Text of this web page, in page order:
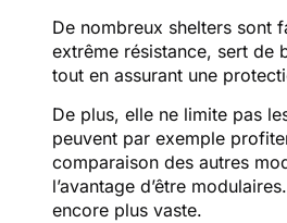
De nombreux shelters sont
extrême résistance, sert de
tout en assurant une
De plus, elle ne limite pas
peuvent par exemple
comparaison des autres
l’avantage d’être
encore plus vaste.